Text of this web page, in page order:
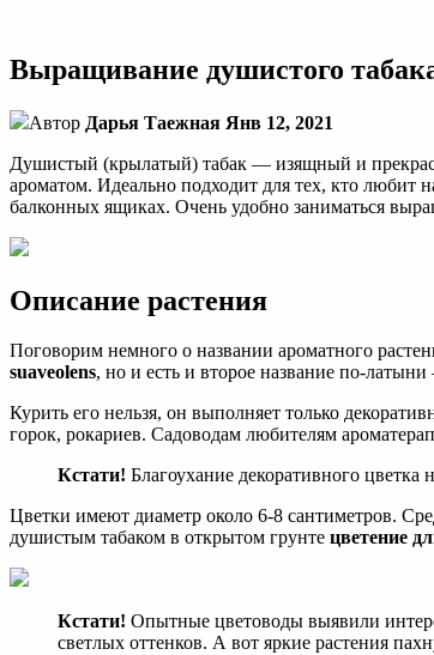
как
в
Выращивание душистого
Автор Дарья Таежная Янв 12, 2021
Душистый (крылатый) табак — изящный и
ароматом. Идеально подходит для тех, кто любит
балконных ящиках. Очень удобно заниматься
Описание растения
Поговорим немного о названии ароматного
suaveolens, но и есть и второе название по-
Курить его нельзя, он выполняет только
горок, рокариев. Садоводам любителям
Кстати! Благоухание декоративного
Цветки имеют диаметр около 6-8 сантиметров.
душистым табаком в открытом грунте цветение
Кстати! Опытные цветоводы выявили
светлых оттенков. А вот яркие растения